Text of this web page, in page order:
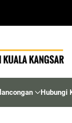
Hubungi